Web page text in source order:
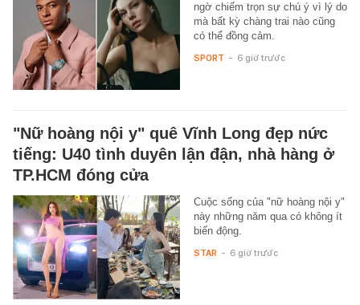
ngờ chiếm trọn sự chú ý vì lý do
mà bất kỳ chàng trai nào cũng
có thể đồng cảm.
SPORT - 6 giờ trước
"Nữ hoàng nội y" quê Vĩnh Long đẹp nức
tiếng: U40 tình duyên lận đận, nhà hàng ở
TP.HCM đóng cửa
Cuộc sống của "nữ hoàng nội y"
này những năm qua có không ít
biến động.
STAR - 6 giờ trước